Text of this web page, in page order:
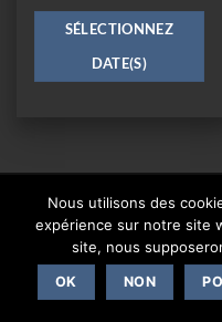
SÉLECTIONNEZ
DATE(S)
Copyright 2026 ©
Nous utilisons des
expérience sur notre site
site, nous
OK NON